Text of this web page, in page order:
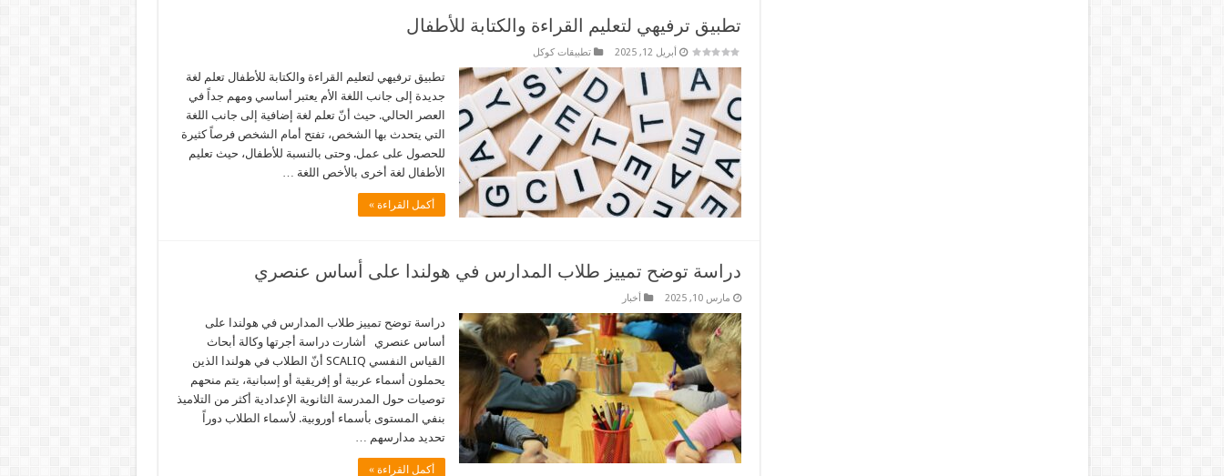
تطبيق ترفيهي لتعليم القراءة والكتابة للأطفال
أبريل 12, 2025 تطبيقات كوكل
تطبيق ترفيهي لتعليم القراءة والكتابة للأطفال تعلم لغة
جديدة إلى جانب اللغة الأم يعتبر أساسي ومهم جداً في
العصر الحالي. حيث أنّ تعلم لغة إضافية إلى جانب اللغة
التي يتحدث بها الشخص، تفتح أمام الشخص فرصاً كثيرة
للحصول على عمل. وحتى بالنسبة للأطفال، حيث تعليم
الأطفال لغة أخرى بالأخص اللغة …
أكمل القراءة »
دراسة توضح تمييز طلاب المدارس في هولندا على أساس عنصري
مارس 10, 2025 أخبار
دراسة توضح تمييز طلاب المدارس في هولندا على
أساس عنصري أشارت دراسة أجرتها وكالة أبحاث
القياس النفسي SCALIQ أنّ الطلاب في هولندا الذين
يحملون أسماء عربية أو إفريقية أو إسبانية، يتم منحهم
توصيات حول المدرسة الثانوية الإعدادية أكثر من التلاميذ
بنفي المستوى بأسماء أوروبية. لأسماء الطلاب دوراً
تحديد مدارسهم …
أكمل القراءة »